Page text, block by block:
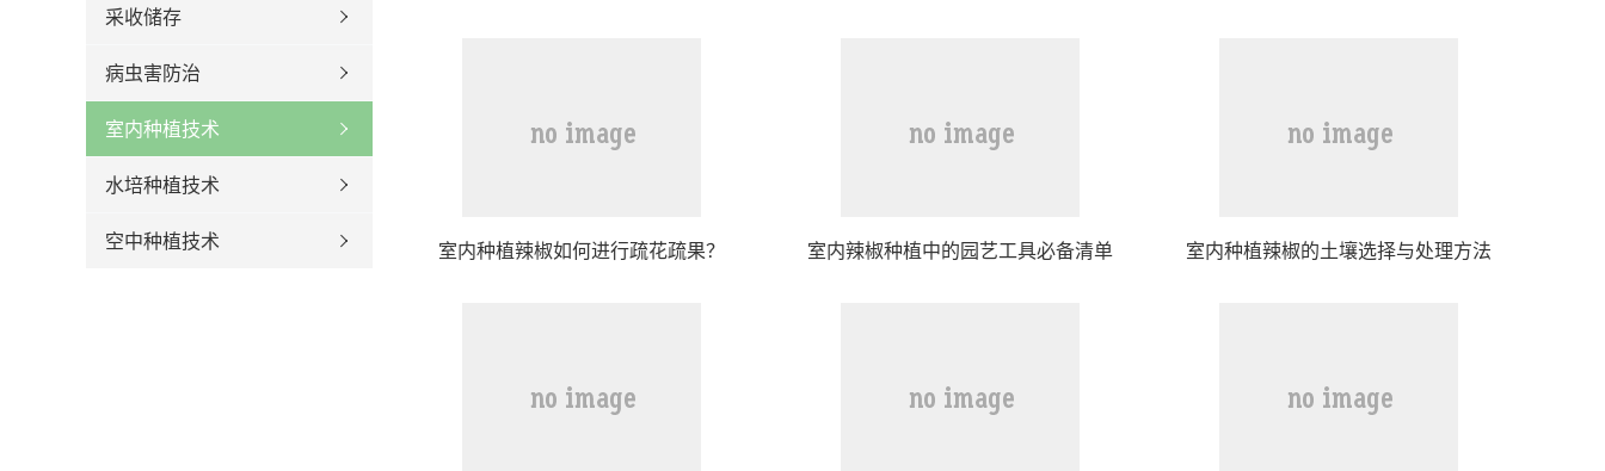
采收储存
病虫害防治
室内种植技术
水培种植技术
空中种植技术 室内种植辣椒如何进行疏花疏果？ 室内辣椒种植中的园艺工具必备清单 室内种植辣椒的土壤选择与处理方法